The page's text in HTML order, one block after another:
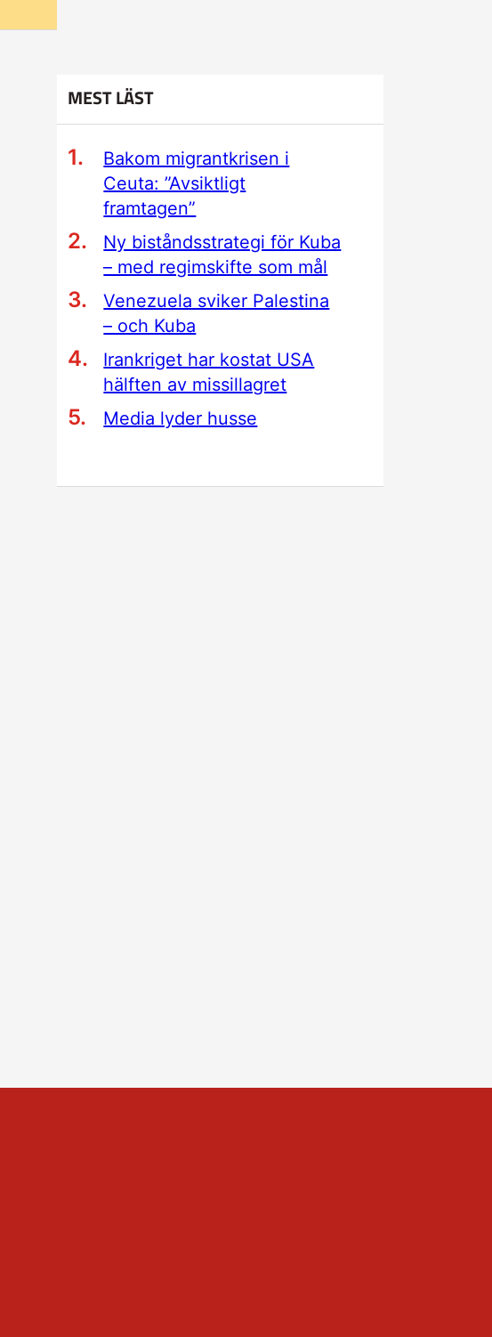
MEST LÄST
Bakom migrantkrisen i
Ceuta: ”Avsiktligt
framtagen”
Ny biståndsstrategi för Kuba
– med regimskifte som mål
Venezuela sviker Palestina
– och Kuba
Irankriget har kostat USA
hälften av missillagret
Media lyder husse